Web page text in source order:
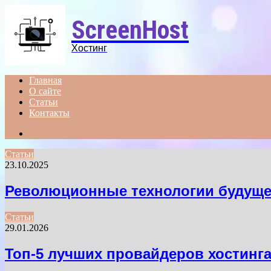
ScreenHost
Хостинг
Главная
О сайте
Статьи
Контакты
Статьи
23.10.2025
Революционные технологии
Статьи
29.01.2026
Топ-5 лучших провайдеров хостинга